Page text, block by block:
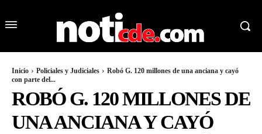
Inicio Policiales y Judiciales
Robó G. 120 millones de una anciana y cayó
con parte del...
ROBÓ G. 120 MILLONES DE
UNA ANCIANA Y CAYÓ